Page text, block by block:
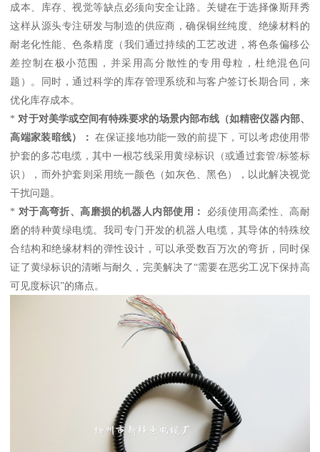
成本、库存、视觉等缺点必须向安全让路。关键在于选择像斯拜秀
这样从源头专注研发与制造的供应商，确保铜丝纯度、绝缘材料的
耐老化性能、色条精度（我们通过持续的工艺改进，将色条偏移公
差控制在极小范围，并采用高分散性的专用母粒，杜绝混色问
题）。同时，通过科学的库存管理系统和与客户签订长期合同，来
优化库存成本。
* 对于对美学或空间有特殊要求的场景内部布线（如精密仪器内部、
高端家装暗线）： 在保证接地功能一致的前提下，可以考虑使用带
护套的多芯电缆，其中一根芯线采用黄绿标识（或通过套管/标签标
识），而外护套则采用统一颜色（如灰色、黑色），以此解决视觉
干扰问题。
* 对于高弯折、高磨损的机器人内部使用：
必须使用高柔性、高耐
磨的特种黄绿电缆。我司专门开发的机器人电缆，其导体的特殊绞
合结构和绝缘材料的弹性设计，可以承受数百万次的弯折，同时保
证了黄绿标识的清晰与耐久，完美解决了“需要在恶劣工况下保持高
可见度标识”的痛点。